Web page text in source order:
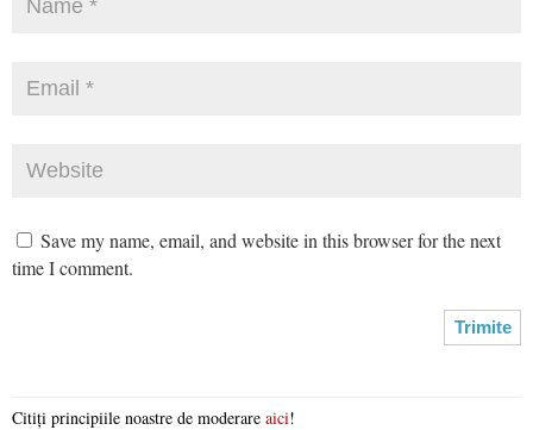
Save my name, email, and website in this browser for the next
time I comment.
Citiți principiile noastre de moderare aici!